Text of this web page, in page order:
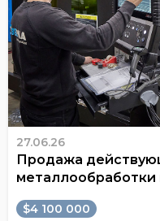
27.06.26
Продажа
металлообработки
$4 100 000